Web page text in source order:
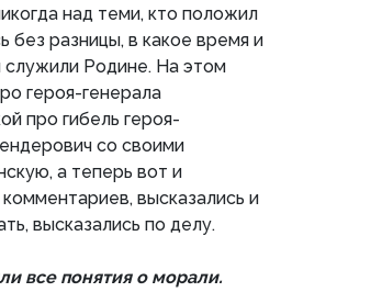
над теми, кто положил
без разницы, в какое время и
служили Родине. На этом
героя-генерала
про гибель героя-
со своими
а теперь вот и
высказались и
высказались по делу.
все понятия о морали.